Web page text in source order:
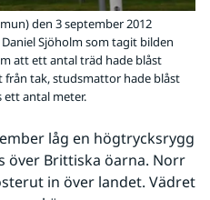
den 3 september 2012
Sjöholm som tagit bilden
att ett antal träd hade blåst
tak, studsmattor hade blåst
ett antal meter.
låg en högtrycksrygg
över Brittiska öarna. Norr
in över landet. Vädret